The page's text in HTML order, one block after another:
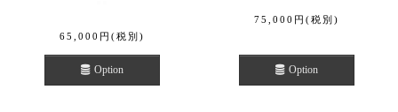
65,000 円 (税別)
Option
75,000 円 (税別)
Option